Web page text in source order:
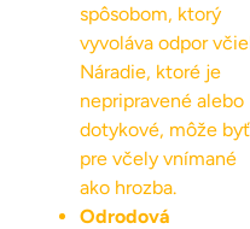
spôsobom, ktorý
vyvoláva odpor
Náradie, ktoré je
nepripravené alebo
dotykové, môže byť
pre včely vnímané
ako hrozba.
Odrodová